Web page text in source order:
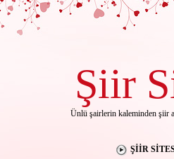
Şiir
Ünlü şairlerin kaleminden şiir
ŞIIR